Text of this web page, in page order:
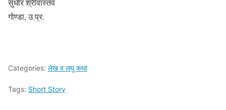
सुधीर श्रीवास्तव
गोण्डा, उ.प्र.
Categories: लेख व लघु कथा
Tags: Short Story